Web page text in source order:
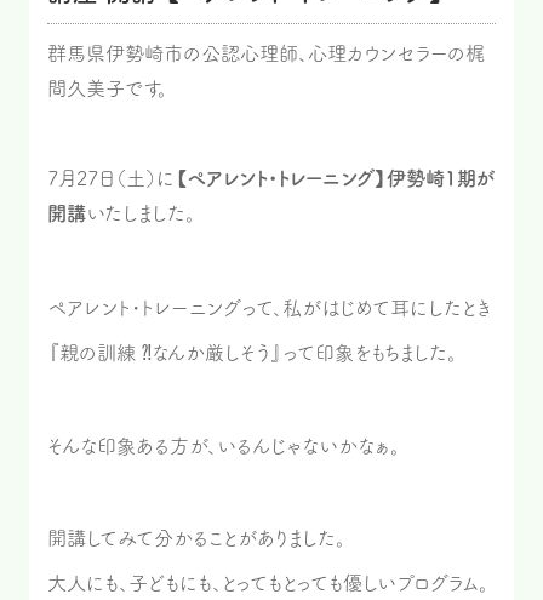
群馬県伊勢崎市の公認心理師、心理カウンセラーの梶
間久美子です。
7月27日（土）に 【ペアレント・トレーニング】伊勢崎1期が
開講いたしました。
ペアレント・トレーニングって、私がはじめて耳にしたとき
『親の訓練 ⁈なんか厳しそう』って印象をもちました。
そんな印象ある方が、いるんじゃないかなぁ。
開講してみて分かることがありました。
大人にも、子どもにも、とってもとっても優しいプログラム。